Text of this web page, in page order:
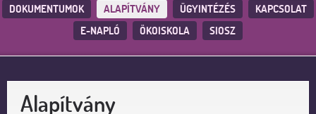
DOKUMENTUMOK
ALAPÍTVÁNY ÜGYINTÉZÉS
KAPCSOLAT
E-NAPLÓ
ÖKOISKOLA SIOSZ
Alapítvány